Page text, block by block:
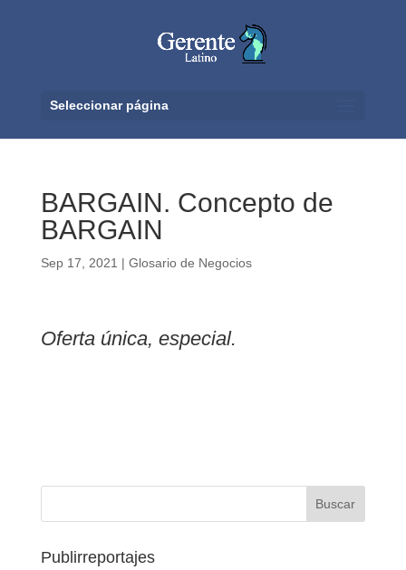
Seleccionar página
BARGAIN. Concepto de
BARGAIN
Sep 17, 2021 | Glosario de Negocios
Oferta única, especial.
Publirreportajes